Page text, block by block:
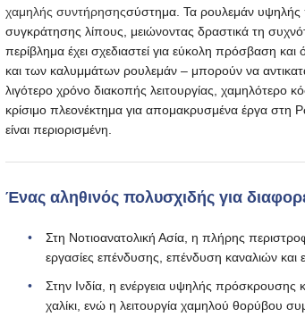
χαμηλής συντήρησηςσύστημα. Τα ρουλεμάν υψηλής
συγκράτησης λίπους, μειώνοντας δραστικά τη
περίβλημα έχει σχεδιαστεί για εύκολη πρόσβαση
και των καλυμμάτων ρουλεμάν – μπορούν να
λιγότερο χρόνο διακοπής λειτουργίας, χαμηλότερο
κρίσιμο πλεονέκτημα για απομακρυσμένα έργα στη
είναι περιορισμένη.
Ένας αληθινός πολυσχιδής για
Στη Νοτιοανατολική Ασία, η πλήρης
εργασίες επένδυσης, επένδυση καναλιών και
Στην Ινδία, η ενέργεια υψηλής πρόσκρουσης
χαλίκι, ενώ η λειτουργία χαμηλού θορύβου